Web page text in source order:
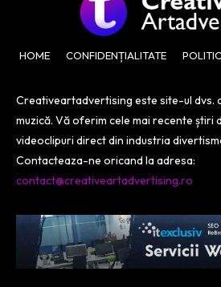
HOME CONFIDENȚIALITATE
Creativeartadvertising este site-ul dvs.
muzică. Vă oferim cele mai recente știri
videoclipuri direct din industria
Contacteaza-ne oricand la adresa:
contact@creativeartadvertising.ro